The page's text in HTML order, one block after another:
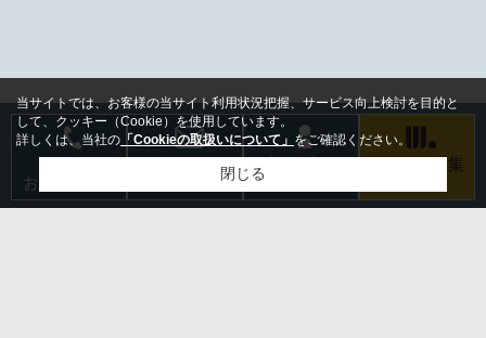
電話で
お問い合わせ
メールで
お問い合わせ
会員登録は
テナント募集
当サイトでは、お客様の当サイト利用状況把握、サービス向上検討を目的と
して、クッキー（Cookie）を使用しています。
詳しくは、当社の 「Cookieの取扱いについて」 をご確認ください。
閉じる